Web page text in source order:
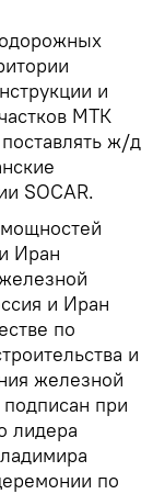
и
МТК
ж/д
SOCAR.
Иран
и Иран
по
и
железной
при
лидера
по